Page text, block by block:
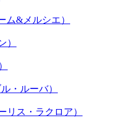
ム&メルシエ）
）
・ルーバ）
ス・ラクロア）